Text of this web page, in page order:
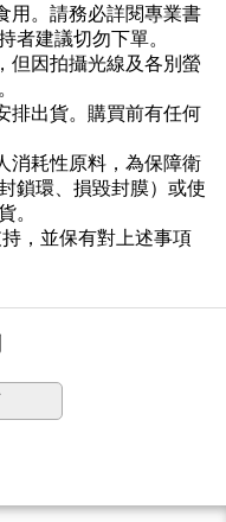
用。請務必詳閱專業書
者建議切勿下單。
但因拍攝光線及各別螢
排出貨。購買前有任何
消耗性原料，為保障衛
鎖環、損毀封膜）或使
。
，並保有對上述事項